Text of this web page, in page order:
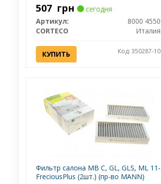
507 грн
сегодня
Артикул:
8000 4550
CORTECO
Италия
КУПИТЬ Код: 350287-10
Фильтр салона MB C, GL, GLS, ML 11-
FreciousPlus (2шт.) (пр-во MANN)